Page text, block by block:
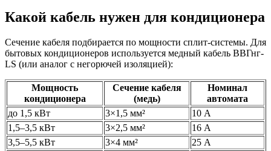
Какой кабель нужен для кондиционера
Сечение кабеля подбирается по мощности сплит-системы. Для
бытовых кондиционеров используется медный кабель ВВГнг-
LS (или аналог с негорючей изоляцией):
Мощность
кондиционера
Сечение кабеля
(медь)
Номинал
автомата
до 1,5 кВт
3×1,5 мм²
10 А
1,5–3,5 кВт
3×2,5 мм²
16 А
3,5–5,5 кВт
3×4 мм²
25 А